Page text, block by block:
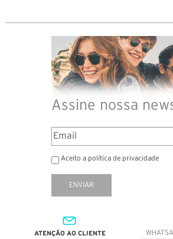
Assine nossa
Aceito a política de privacidade
ENVIAR
ATENÇÃO AO CLIENTE